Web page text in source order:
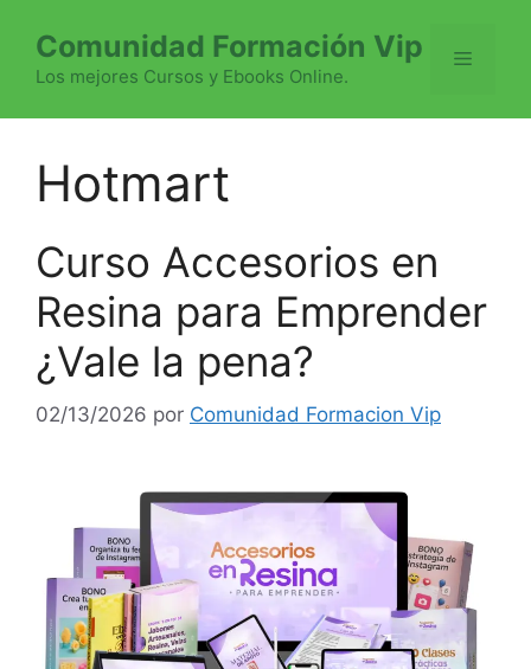
contenido
Comunidad Formación Vip
Los mejores Cursos y Ebooks Online.
Menú
Hotmart
Curso Accesorios en
Resina para Emprender
¿Vale la pena?
02/13/2026 por Comunidad Formacion Vip